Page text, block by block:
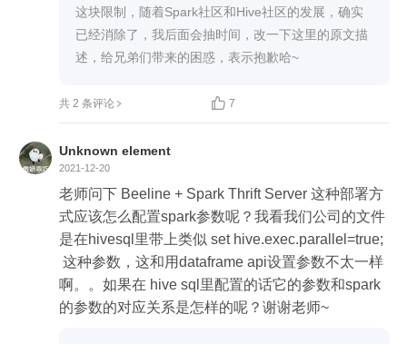
这块限制，随着Spark社区和Hive社区的发展，确实
已经消除了，我后面会抽时间，改一下这里的原文描
述，给兄弟们带来的困惑，表示抱歉哈~
共 2 条评论  7
Unknown element
2021-12-20
老师问下 Beeline + Spark Thrift Server 这种部署方
式应该怎么配置spark参数呢？我看我们公司的文件
是在hivesql里带上类似 set hive.exec.parallel=true;
这种参数，这和用dataframe api设置参数不太一样
啊。。如果在 hive sql里配置的话它的参数和spark
的参数的对应关系是怎样的呢？谢谢老师~